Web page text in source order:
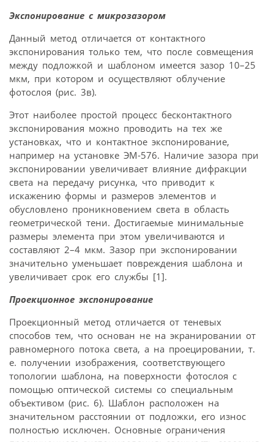
Экспонирование с микрозазором
Данный метод отличается от контактного
экспонирования только тем, что после совмещения
между подложкой и шаблоном имеется зазор 10–25
мкм, при котором и осуществляют облучение
фотослоя (рис. 3в).
Этот наиболее простой процесс бесконтактного
экспонирования можно проводить на тех же
установках, что и контактное экспонирование,
например на установке ЭМ-576. Наличие зазора при
экспонировании увеличивает влияние дифракции
света на передачу рисунка, что приводит к
искажению формы и размеров элементов и
обусловлено проникновением света в область
геометрической тени. Достигаемые минимальные
размеры элемента при этом увеличиваются и
составляют 2–4 мкм. Зазор при экспонировании
значительно уменьшает повреждения шаблона и
увеличивает срок его службы [1].
Проекционное экспонирование
Проекционный метод отличается от теневых
способов тем, что основан не на экранировании от
равномерного потока света, а на проецировании, т.
е. получении изображения, соответствующего
топологии шаблона, на поверхности фотослоя с
помощью оптической системы со специальным
объективом (рис. 6). Шаблон расположен на
значительном расстоянии от подложки, его износ
полностью исключен. Основные ограничения